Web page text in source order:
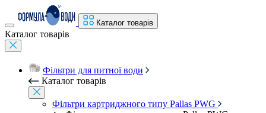
Каталог товарів
Каталог товарів
Фільтри для питної води
Каталог товарів
Фільтри картриджного типу Pallas PWG